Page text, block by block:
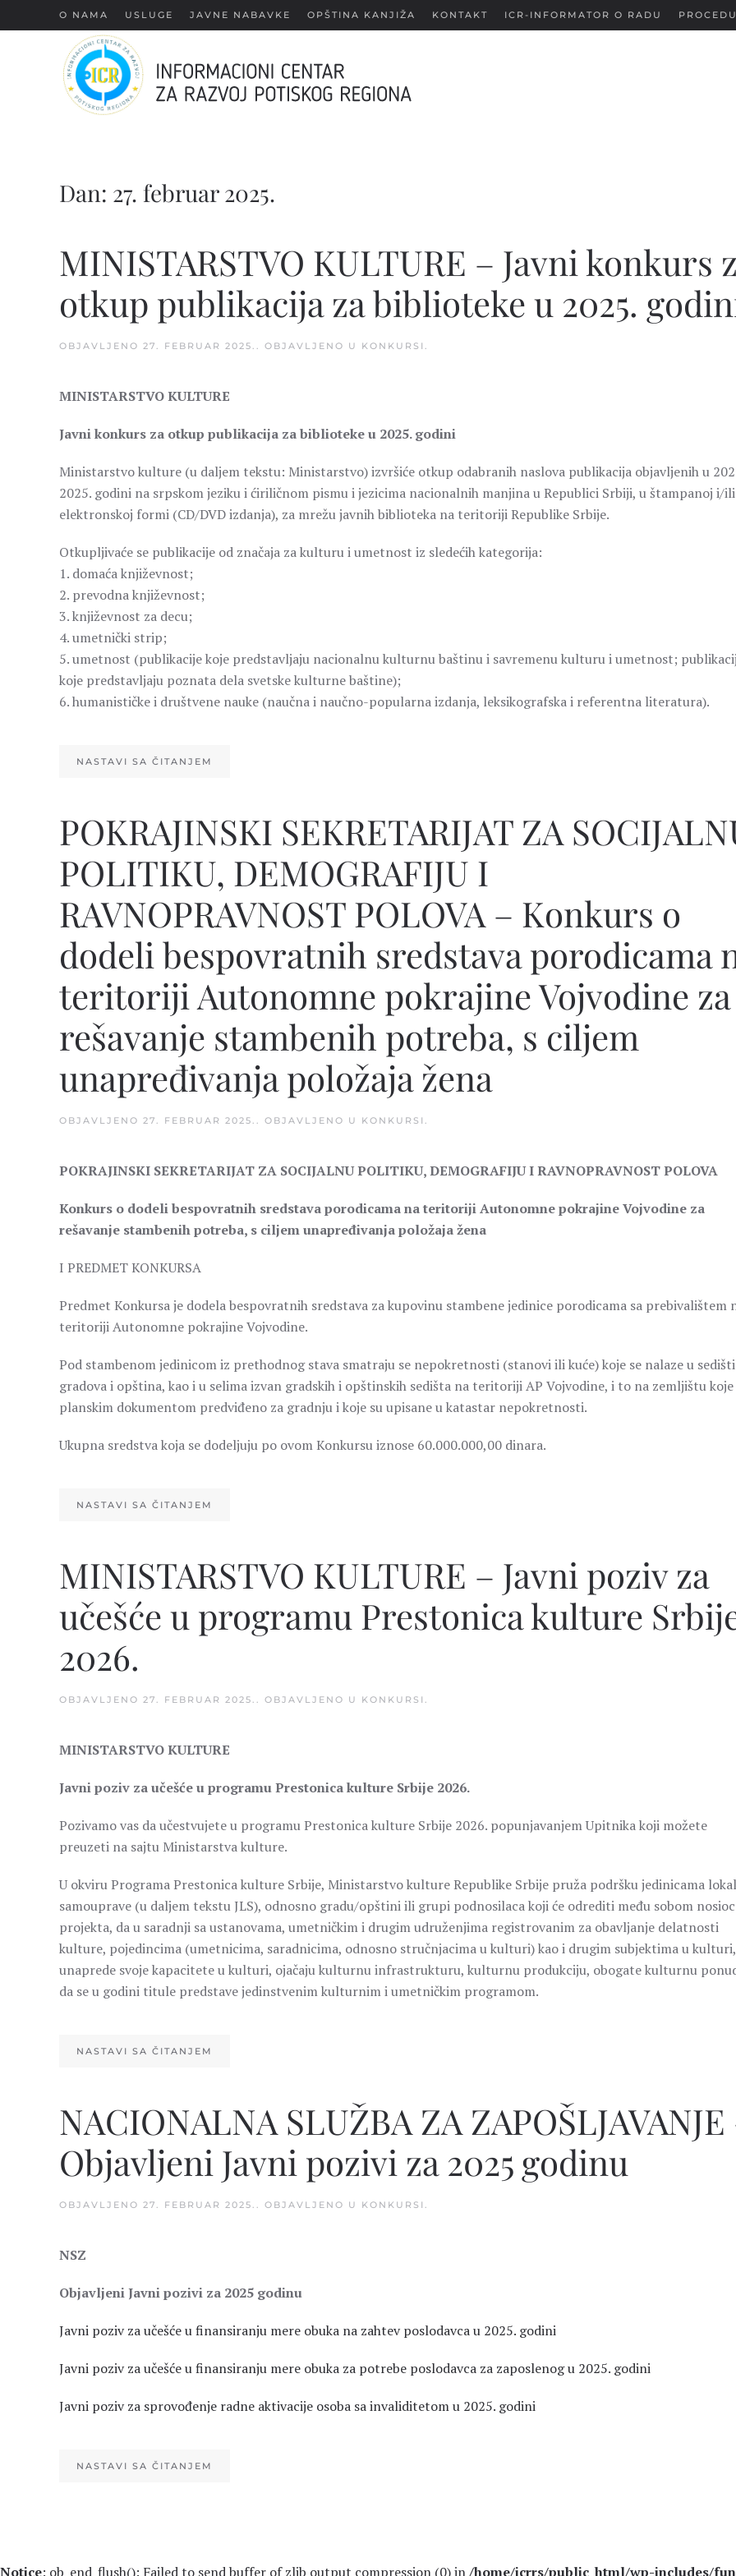
content
О NAMA USLUGE JAVNE NABAVKE OPŠTINA KANJIŽA KONTAKT ICR-INFORMATOR O RADU
Dan: 27. februar 2025.
MINISTARSTVO KULTURE – Javni konkurs
otkup publikacija za biblioteke u 2025.
OBJAVLJENO 27. FEBRUAR 2025. . OBJAVLJENO U KONKURSI .
MINISTARSTVO KULTURE
Javni konkurs za otkup publikacija za biblioteke u 2025. godini
Ministarstvo kulture (u daljem tekstu: Ministarstvo) izvršiće otkup odabranih naslova publikacija objavljenih u
2025. godini na srpskom jeziku i ćiriličnom pismu i jezicima nacionalnih manjina u Republici Srbiji, u štampanoj i/ili
elektronskoj formi (CD/DVD izdanja), za mrežu javnih biblioteka na teritoriji Republike Srbije.
Otkupljivaće se publikacije od značaja za kulturu i umetnost iz sledećih kategorija:
1. domaća književnost;
2. prevodna književnost;
3. književnost za decu;
4. umetnički strip;
5. umetnost (publikacije koje predstavljaju nacionalnu kulturnu baštinu i savremenu kulturu i umetnost;
koje predstavljaju poznata dela svetske kulturne baštine);
6. humanističke i društvene nauke (naučna i naučno-popularna izdanja, leksikografska i referentna literatura).
NASTAVI SA ČITANJEM
POKRAJINSKI SEKRETARIJAT ZA
POLITIKU, DEMOGRAFIJU I
RAVNOPRAVNOST POLOVA – Konkurs o
dodeli bespovratnih sredstava porodicama
teritoriji Autonomne pokrajine Vojvodine za
rešavanje stambenih potreba, s ciljem
unapređivanja položaja žena
OBJAVLJENO 27. FEBRUAR 2025. . OBJAVLJENO U KONKURSI .
POKRAJINSKI SEKRETARIJAT ZA SOCIJALNU POLITIKU, DEMOGRAFIJU I RAVNOPRAVNOST POLOVA
Konkurs o dodeli bespovratnih sredstava porodicama na teritoriji Autonomne pokrajine Vojvodine za
rešavanje stambenih potreba, s ciljem unapređivanja položaja žena
I PREDMET KONKURSA
Predmet Konkursa je dodela bespovratnih sredstava za kupovinu stambene jedinice porodicama sa prebivalištem
teritoriji Autonomne pokrajine Vojvodine.
Pod stambenom jedinicom iz prethodnog stava smatraju se nepokretnosti (stanovi ili kuće) koje se nalaze u
gradova i opština, kao i u selima izvan gradskih i opštinskih sedišta na teritoriji AP Vojvodine, i to na zemljištu koje
planskim dokumentom predviđeno za gradnju i koje su upisane u katastar nepokretnosti.
Ukupna sredstva koja se dodeljuju po ovom Konkursu iznose 60.000.000,00 dinara.
NASTAVI SA ČITANJEM
MINISTARSTVO KULTURE – Javni poziv za
učešće u programu Prestonica kulture
2026.
OBJAVLJENO 27. FEBRUAR 2025. . OBJAVLJENO U KONKURSI .
MINISTARSTVO KULTURE
Javni poziv za učešće u programu Prestonica kulture Srbije 2026.
Pozivamo vas da učestvujete u programu Prestonica kulture Srbije 2026. popunjavanjem Upitnika koji možete
preuzeti na sajtu Ministarstva kulture.
U okviru Programa Prestonica kulture Srbije, Ministarstvo kulture Republike Srbije pruža podršku jedinicama
samouprave (u daljem tekstu JLS), odnosno gradu/opštini ili grupi podnosilaca koji će odrediti među sobom
projekta, da u saradnji sa ustanovama, umetničkim i drugim udruženjima registrovanim za obavljanje delatnosti
kulture, pojedincima (umetnicima, saradnicima, odnosno stručnjacima u kulturi) kao i drugim subjektima u kulturi,
unaprede svoje kapacitete u kulturi, ojačaju kulturnu infrastrukturu, kulturnu produkciju, obogate kulturnu
da se u godini titule predstave jedinstvenim kulturnim i umetničkim programom.
NASTAVI SA ČITANJEM
NACIONALNA SLUŽBA ZA ZAPOŠLJAVANJE
Objavljeni Javni pozivi za 2025 godinu
OBJAVLJENO 27. FEBRUAR 2025. . OBJAVLJENO U KONKURSI .
NSZ
Objavljeni Javni pozivi za 2025 godinu
Javni poziv za učešće u finansiranju mere obuka na zahtev poslodavca u 2025. godini
Javni poziv za učešće u finansiranju mere obuka za potrebe poslodavca za zaposlenog u 2025. godini
Javni poziv za sprovođenje radne aktivacije osoba sa invaliditetom u 2025. godini
NASTAVI SA ČITANJEM
Notice: ob_end_flush(): Failed to send buffer of zlib output compression (0) in /home/icrrs/public_html/wp-includes/